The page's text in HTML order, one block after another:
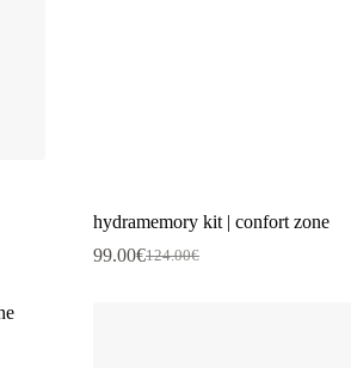
hydramemory kit | confort zone
124.00€
99.00€